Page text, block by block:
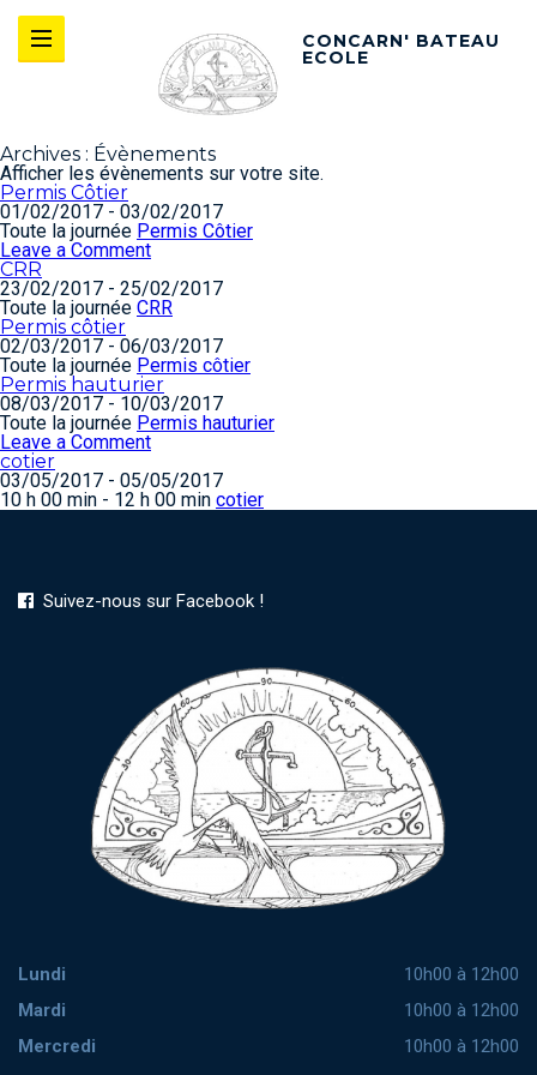
CONCARN' BATEAU
ECOLE
Archives : Évènements
Afficher les évènements sur votre site.
Permis Côtier
01/02/2017 - 03/02/2017
Toute la journée Permis Côtier
Leave a Commenton
Côtier
CRR
23/02/2017 - 25/02/2017
Toute la journée CRR
Permis côtier
02/03/2017 - 06/03/2017
Toute la journée Permis côtier
Permis hauturier
08/03/2017 - 10/03/2017
Toute la journée Permis hauturier
Leave a Commenton
hauturier
cotier
03/05/2017 - 05/05/2017
10 h 00 min - 12 h 00 min cotier
Suivez-nous sur Facebook !
Lundi
10h00 à 12h00
Mardi
10h00 à 12h00
Mercredi
10h00 à 12h00